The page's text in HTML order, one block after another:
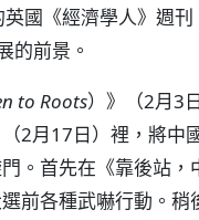
國《經濟學人》週
的前景。
to Roots）》（2月3
2月17日）裡，將中
。首先在《靠後站，
前各種武嚇行動。稍